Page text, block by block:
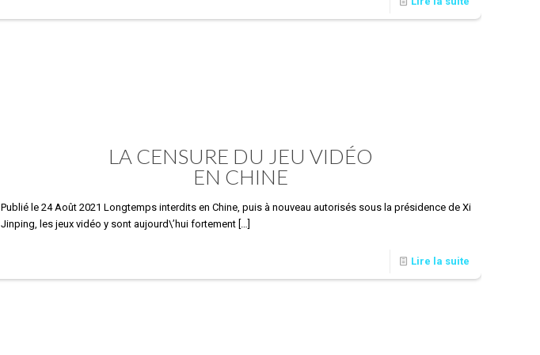
LA CENSURE DU JEU VIDÉO
EN CHINE
Publié le 24 Août 2021 Longtemps interdits en Chine, puis à nouveau autorisés sous la présidence de Xi
Jinping, les jeux vidéo y sont aujourd\’hui fortement[…]
Lire la suite